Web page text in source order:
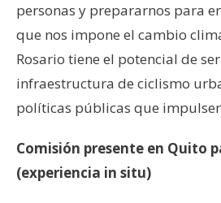
personas y prepararnos para
que nos impone el cambio
Rosario tiene el potencial de
infraestructura de ciclismo
políticas públicas que
Comisión presente en Quito
(experiencia in situ)